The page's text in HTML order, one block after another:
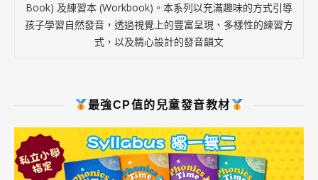
Book) 及練習本 (Workbook)。本系列以充滿趣味的方式引導
孩子學習自然發音，透過視覺上的豐富呈現、多樣性的練習方
式，以及精心設計的發音韻文
最強CP值的兒童發音教材